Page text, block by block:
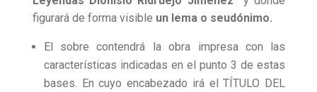
figurará de forma visible un lema o seudónimo.
El sobre contendrá la obra impresa con las
características indicadas en el punto 3 de estas
bases. En cuyo encabezado irá el TÍTULO DEL